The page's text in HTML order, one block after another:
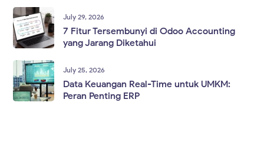
July 29, 2026
7 Fitur Tersembunyi di Odoo Accounting
yang Jarang Diketahui
July 25, 2026
Data Keuangan Real-Time untuk UMKM:
Peran Penting ERP